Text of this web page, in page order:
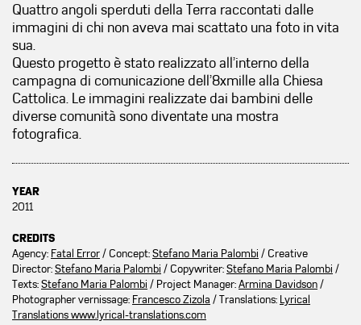
Quattro angoli sperduti della Terra raccontati dalle
immagini di chi non aveva mai scattato una foto in vita
sua.
Questo progetto è stato realizzato all’interno della
campagna di comunicazione dell’8xmille alla Chiesa
Cattolica. Le immagini realizzate dai bambini delle
diverse comunità sono diventate una mostra
fotografica.
YEAR
2011
CREDITS
Agency: Fatal Error/ Concept:Stefano Maria Palombi / Creative
Director:Stefano Maria Palombi / Copywriter:Stefano Maria Palombi /
Texts:Stefano Maria Palombi / Project Manager:Armina Davidson/
Photographer vernissage: Francesco Zizola / Translations: Lyrical
Translations www.lyrical-translations.com